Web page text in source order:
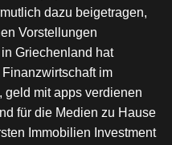
dazu beigetragen,
Vorstellungen
Griechenland hat
im
geld mit apps verdienen
für die Medien zu Hause
Immobilien Investment